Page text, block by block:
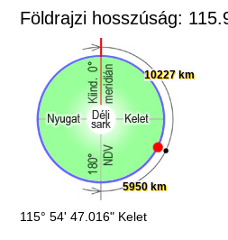
Földrajzi hosszúság:
10227 km
5950 km
115° 54' 47.016" Kelet